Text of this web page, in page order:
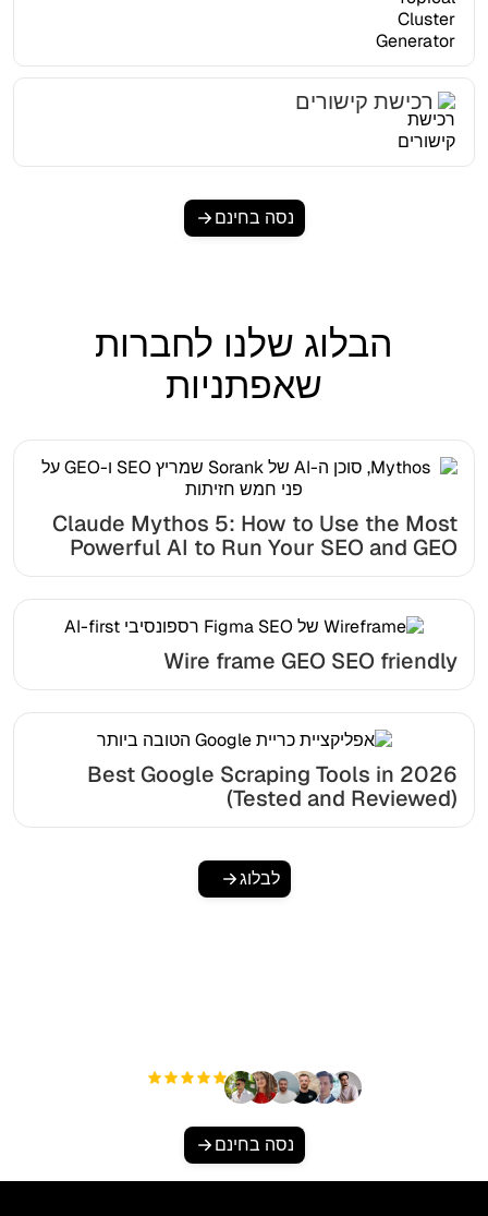
רכישת קישורים
נסה בחינם
הבלוג שלנו לחברות
שאפתניות
Claude Mythos 5: How to Use the Most
Powerful AI to Run Your SEO and GEO
Wire frame GEO SEO friendly
Best Google Scraping Tools in 2026
(Tested and Reviewed)
לבלוג
+3'000
נסה בחינם